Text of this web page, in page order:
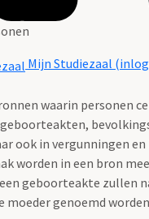
Mijn Studiezaal
waarin personen
ook in vergunningen en
worden in een bron
geboorteakte zullen
moeder genoemd